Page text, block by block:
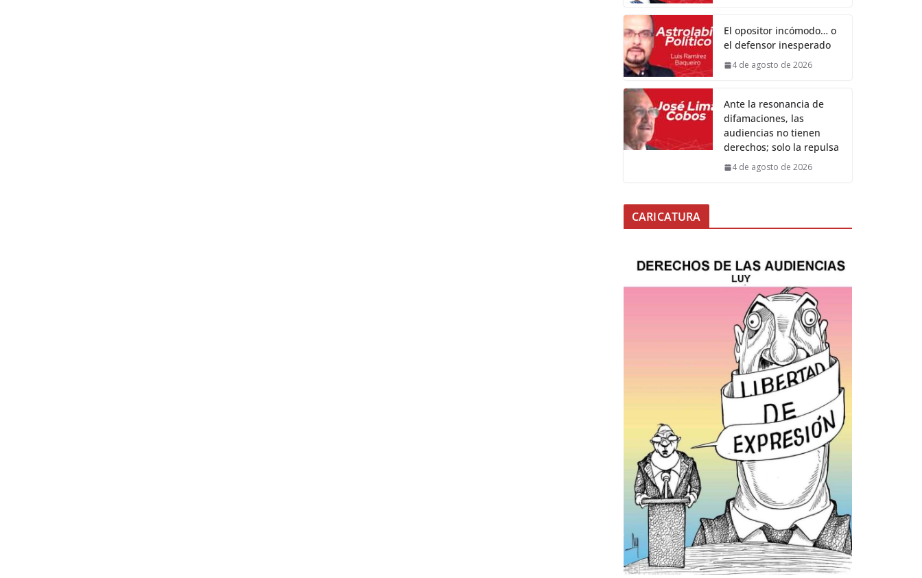
El opositor incómodo… o
el defensor inesperado
4 de agosto de 2026
Ante la resonancia de
difamaciones, las
audiencias no tienen
derechos; solo la repulsa
4 de agosto de 2026
CARICATURA